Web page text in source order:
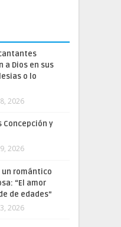
a Dios en sus
o lo
2026
Concepción y
2026
un romántico
“El amor
de edades”
2026